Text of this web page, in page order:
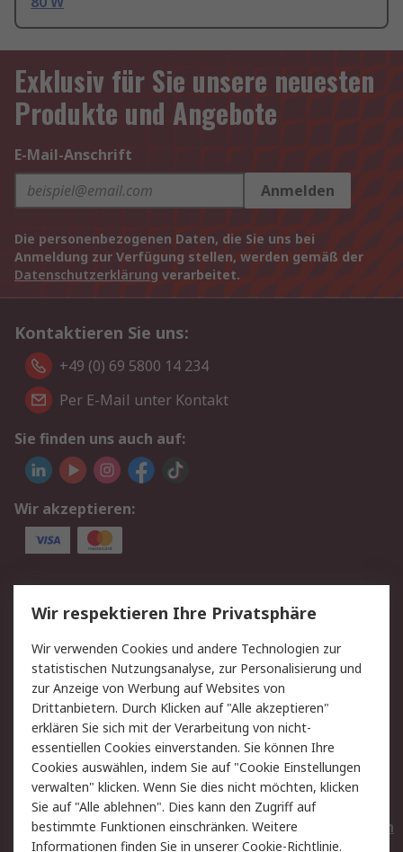
Exklusiv für Sie unsere neuesten
Produkte und Angebote
E-Mail-Anschrift
Anmelden
Die personenbezogenen Daten, die Sie uns bei
Anmeldung zur Verfügung stellen, werden gemäß der
Datenschutzerklärung verarbeitet.
Kontaktieren Sie uns:
+49 (0) 69 5800 14 234
Per E-Mail unter Kontakt
Sie finden uns auch auf:
Wir akzeptieren:
Service
Value Added Services
Lieferlösungen
Rücksendungen
Kontakt
Hilfe
Privatkunden
Rechtliches
AGB
Datenschutz
Cookie-Richtlinie
Zahlungsbedingungen
Copyright/Impressum
Entsorgung
Elektrogeräte/Batterien
Wir respektieren Ihre Privatsphäre
Wir verwenden Cookies und andere Technologien zur
statistischen Nutzungsanalyse, zur Personalisierung und
zur Anzeige von Werbung auf Websites von
Drittanbietern. Durch Klicken auf "Alle akzeptieren"
erklären Sie sich mit der Verarbeitung von nicht-
essentiellen Cookies einverstanden. Sie können Ihre
Cookies auswählen, indem Sie auf "Cookie Einstellungen
verwalten" klicken. Wenn Sie dies nicht möchten, klicken
Sie auf "Alle ablehnen". Dies kann den Zugriff auf
bestimmte Funktionen einschränken. Weitere
Informationen finden Sie in unsererCookie-Richtlinie.